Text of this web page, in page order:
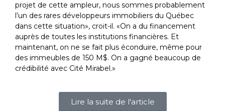
projet de cette ampleur, nous sommes probablement
l’un des rares développeurs immobiliers du Québec
dans cette situation», croit-il. «On a du financement
auprès de toutes les institutions financières. Et
maintenant, on ne se fait plus éconduire, même pour
des immeubles de 150 M$. On a gagné beaucoup de
crédibilité avec Cité Mirabel.»
Lire la suite de l'article